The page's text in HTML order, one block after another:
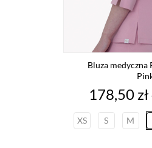
Bluza medyczna
Cena
178,50 zł
XS S M